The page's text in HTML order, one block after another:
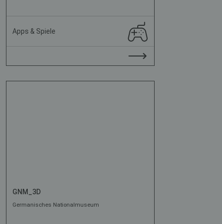
Apps & Spiele
GNM_3D
Germanisches Nationalmuseum